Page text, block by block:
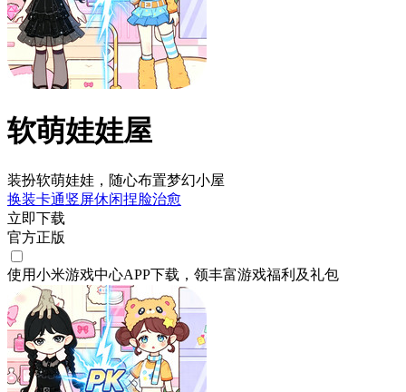
软萌娃娃屋
装扮软萌娃娃，随心布置梦幻小屋
换装卡通竖屏休闲捏脸治愈
立即下载
官方正版
使用小米游戏中心APP下载 ，领丰富游戏福利 及礼包